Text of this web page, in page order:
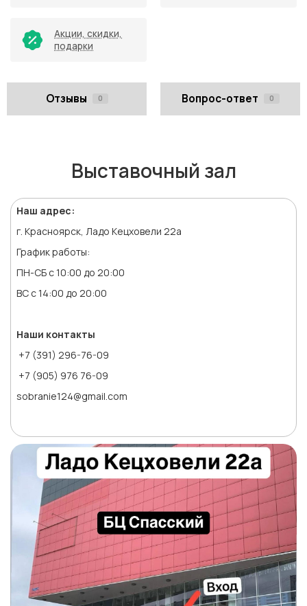
Акции, скидки,
подарки
Отзывы 0 Вопрос-ответ 0
Выставочный зал
Наш адрес:
г. Красноярск, Ладо Кецховели 22а
График работы:
ПН-СБ с 10:00 до 20:00
ВС с 14:00 до 20:00
Наши контакты
+7 (391) 296-76-09
+7 (905) 976 76-09
sobranie124@gmail.com